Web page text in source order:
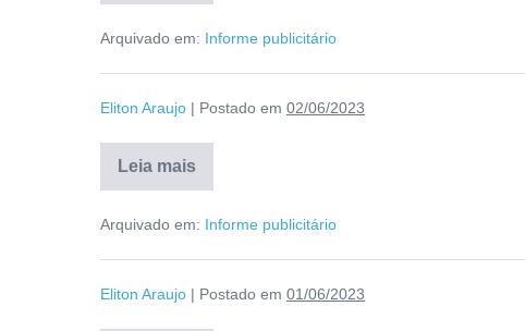
Arquivado em: Informe publicitário
Eliton Araujo | Postado em 02/06/2023
Leia mais
Arquivado em: Informe publicitário
Eliton Araujo | Postado em 01/06/2023